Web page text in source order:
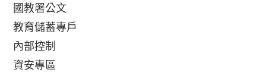
國教署公文
教育儲蓄專戶
內部控制
資安專區